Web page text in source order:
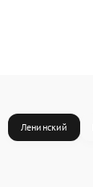
Ленинский